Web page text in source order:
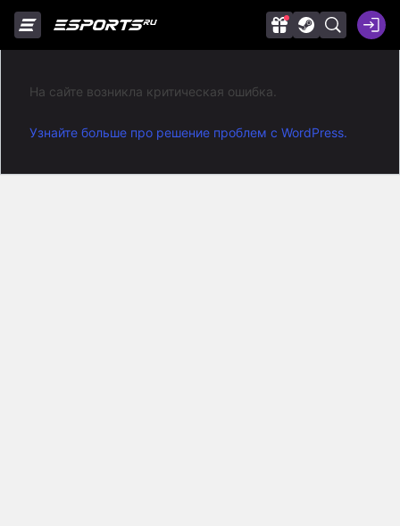
На сайте возникла критическая ошибка.
Узнайте больше про решение проблем с WordPress.